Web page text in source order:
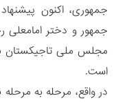
جمهوری، اکنون
جمهور و دختر
مجلس ملی تاجیکستان
است.
در واقع، مرحله به